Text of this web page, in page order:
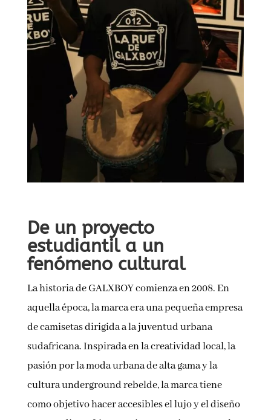
De un proyecto
estudiantil a un
fenómeno cultural
La historia de GALXBOY comienza en 2008. En
aquella época, la marca era una pequeña empresa
de camisetas dirigida a la juventud urbana
sudafricana. Inspirada en la creatividad local, la
pasión por la moda urbana de alta gama y la
cultura underground rebelde, la marca tiene
como objetivo hacer accesibles el lujo y el diseño